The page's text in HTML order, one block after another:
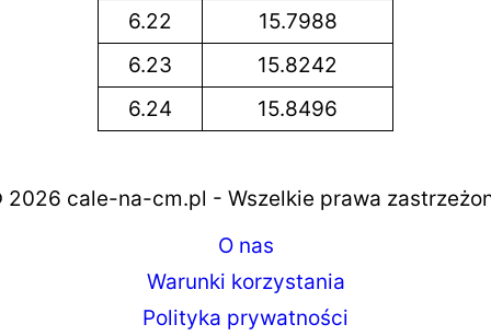
6.22
15.7988
6.23
15.8242
6.24
15.8496
cale-na-cm.pl - Wszelkie prawa
O nas
Warunki korzystania
Polityka prywatności